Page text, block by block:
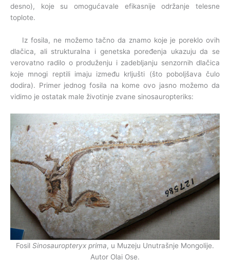
desno), koje su omogućavale efikasnije održanje telesne
toplote.
Iz fosila, ne možemo tačno da znamo koje je poreklo ovih
dlačica, ali strukturalna i genetska poređenja ukazuju da se
verovatno radilo o produženju i zadebljanju senzornih dlačica
koje mnogi reptili imaju između krljušti (što poboljšava čulo
dodira). Primer jednog fosila na kome ovo jasno možemo da
vidimo je ostatak male životinje zvane sinosauropteriks:
Fosil Sinosauropteryx prima, u Muzeju Unutrašnje Mongolije.
Autor Olai Ose.